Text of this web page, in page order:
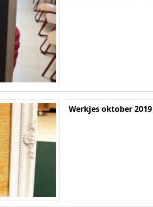
Werkjes oktober 2019